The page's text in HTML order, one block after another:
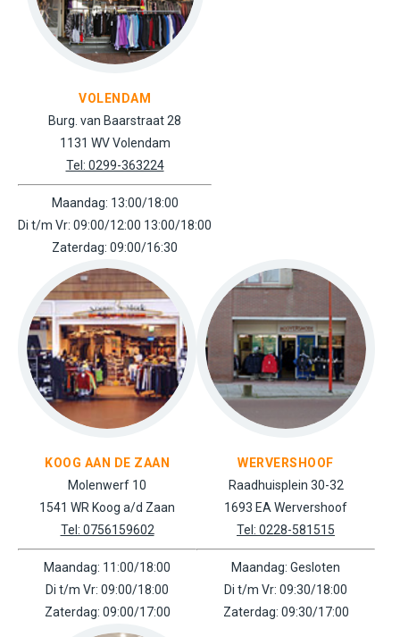
VOLENDAM
Burg. van Baarstraat 28
1131 WV Volendam
Tel: 0299-363224
Maandag: 13:00/18:00
Di t/m Vr: 09:00/12:00 13:00/18:00
Zaterdag: 09:00/16:30
KOOG AAN DE ZAAN
Molenwerf 10
1541 WR Koog a/d Zaan
Tel: 0756159602
Maandag: 11:00/18:00
Di t/m Vr: 09:00/18:00
Zaterdag: 09:00/17:00
WERVERSHOOF
Raadhuisplein 30-32
1693 EA Wervershoof
Tel: 0228-581515
Maandag: Gesloten
Di t/m Vr: 09:30/18:00
Zaterdag: 09:30/17:00